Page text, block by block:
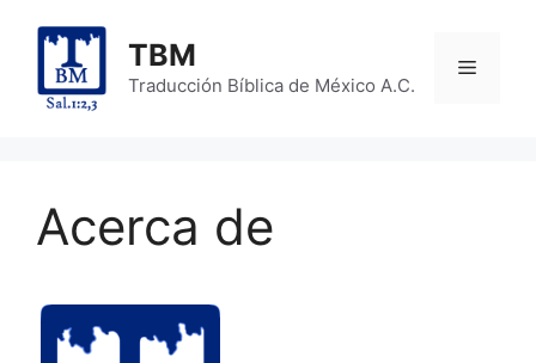
content
TBM
Traducción Bíblica de México A.C.
Menu
Acerca de